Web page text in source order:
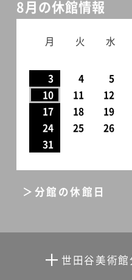
8月の休館情報
月 火 水
3
4 5
10
11 12
17
18 19
24
25 26
31
＞分館の休館日
世田谷美術館